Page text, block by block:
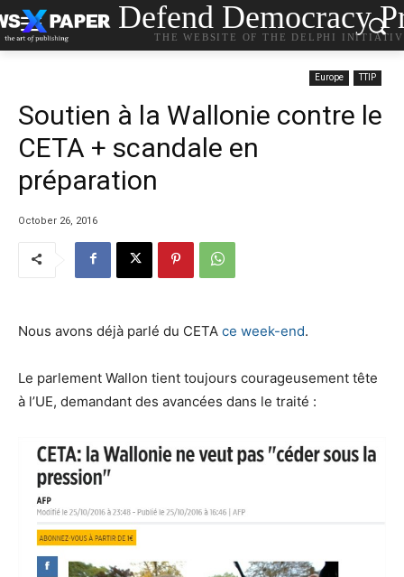
Defend Democracy
THE WEBSITE OF THE DELPHI
Europe TTIP
Soutien à la Wallonie contre le
CETA + scandale en
préparation
October 26, 2016
Nous avons déjà parlé du CETA ce week-end.
Le parlement Wallon tient toujours courageusement tête
à l’UE, demandant des avancées dans le traité :